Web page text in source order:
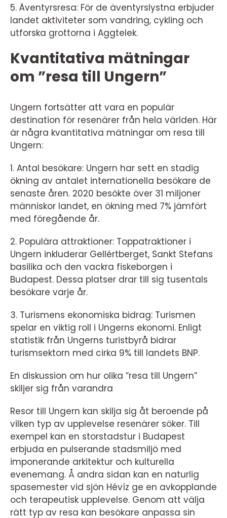
5. Äventyrsresa: För de äventyrslystna erbjuder
landet aktiviteter som vandring, cykling och
utforska grottorna i Aggtelek.
Kvantitativa mätningar
om ”resa till Ungern”
Ungern fortsätter att vara en populär
destination för resenärer från hela världen. Här
är några kvantitativa mätningar om resa till
Ungern:
1. Antal besökare: Ungern har sett en stadig
ökning av antalet internationella besökare de
senaste åren. 2020 besökte över 31 miljoner
människor landet, en ökning med 7% jämfört
med föregående år.
2. Populära attraktioner: Toppatraktioner i
Ungern inkluderar Gellértberget, Sankt Stefans
basilika och den vackra fiskeborgen i
Budapest. Dessa platser drar till sig tusentals
besökare varje år.
3. Turismens ekonomiska bidrag: Turismen
spelar en viktig roll i Ungerns ekonomi. Enligt
statistik från Ungerns turistbyrå bidrar
turismsektorn med cirka 9% till landets BNP.
En diskussion om hur olika ”resa till Ungern”
skiljer sig från varandra
Resor till Ungern kan skilja sig åt beroende på
vilken typ av upplevelse resenärer söker. Till
exempel kan en storstadstur i Budapest
erbjuda en pulserande stadsmiljö med
imponerande arkitektur och kulturella
evenemang. Å andra sidan kan en naturlig
spasemester vid sjön Hévíz ge en avkopplande
och terapeutisk upplevelse. Genom att välja
rätt typ av resa kan besökare anpassa sin